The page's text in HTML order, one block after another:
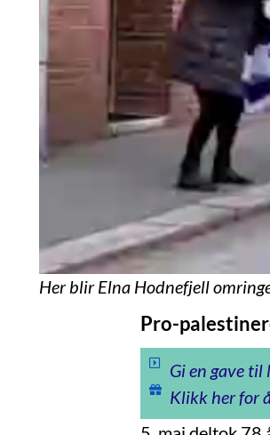
Her blir Elna Hodnefjell
Pro-
Gi en gave
Klikk her for